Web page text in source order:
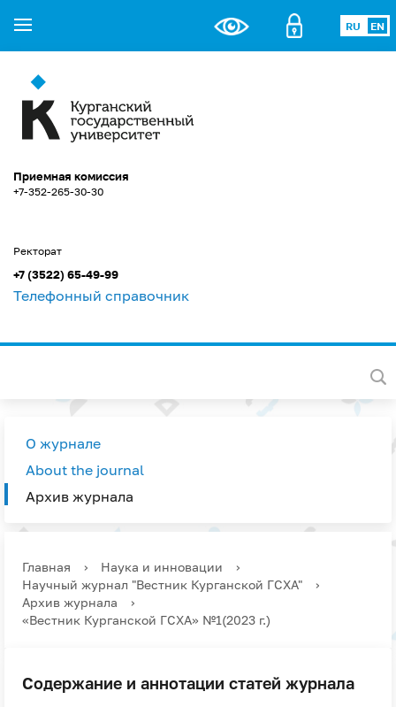
RU EN
Приемная комиссия
+7-352-265-30-30
Ректорат
+7 (3522) 65-49-99
Телефонный справочник
О журнале
About the journal
Архив журнала
Главная › Наука и инновации
›
Научный журнал "Вестник Курганской ГСХА"
›
Архив журнала
›
«Вестник Курганской ГСХА» №1(2023 г.)
Содержание и аннотации статей журнала